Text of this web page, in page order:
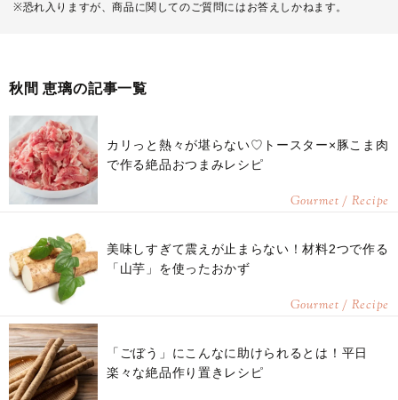
※恐れ入りますが、商品に関してのご質問にはお答えしかねます。
秋間 恵璃の記事一覧
カリっと熱々が堪らない♡トースター×豚こま肉
で作る絶品おつまみレシピ
Gourmet / Recipe
美味しすぎて震えが止まらない！材料2つで作る
「山芋」を使ったおかず
Gourmet / Recipe
「ごぼう」にこんなに助けられるとは！平日
楽々な絶品作り置きレシピ